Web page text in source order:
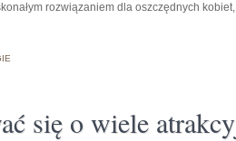
rozwiązaniem dla oszczędnych
się o wiele